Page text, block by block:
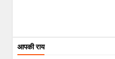
आपकी राय